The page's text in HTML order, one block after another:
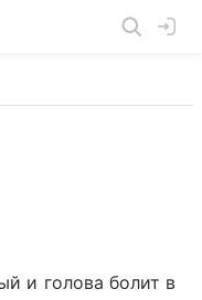
и голова болит в